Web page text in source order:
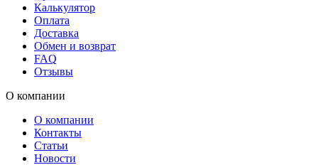
Калькулятор
Оплата
Доставка
Обмен и возврат
FAQ
Отзывы
О компании
О компании
Контакты
Статьи
Новости